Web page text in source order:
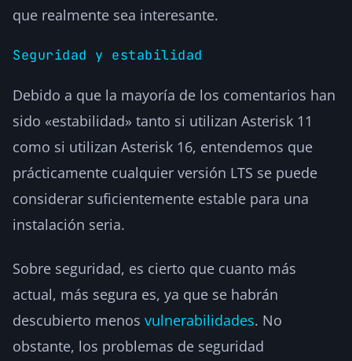
que realmente sea interesante.
Seguridad y estabilidad
Debido a que la mayoría de los comentarios han
sido «estabilidad» tanto si utilizan Asterisk 11
como si utilizan Asterisk 16, entendemos que
prácticamente cualquier versión LTS se puede
considerar suficientemente estable para una
instalación seria.
Sobre seguridad, es cierto que cuanto más
actual, más segura es, ya que se habrán
descubierto menos vulnerabilidades. No
obstante, los problemas de seguridad